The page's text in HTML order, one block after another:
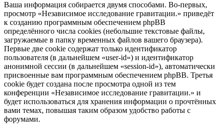
Ваша информация собирается двумя способами. Во-первых,
просмотр «Независимое исследование гравитации.» приведёт
к созданию программным обеспечением phpBB
определённого числа cookies (небольшие текстовые файлы,
загружаемые в папку временных файлов вашего браузера).
Первые две cookie содержат только идентификатор
пользователя (в дальнейшем «user-id») и идентификатор
анонимной сессии (в дальнейшем «session-id»), автоматически
присвоенные вам программным обеспечением phpBB. Третья
cookie будет создана после просмотра одной из тем
конференции «Независимое исследование гравитации.» и
будет использоваться для хранения информации о прочтённых
вами темах, повышая таким образом удобство работы с
форумами.